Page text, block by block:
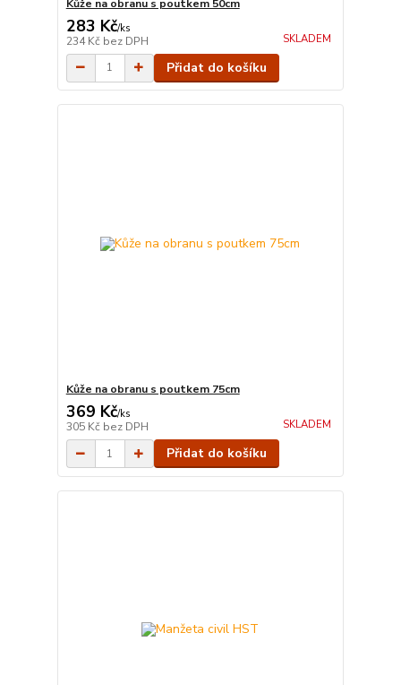
Kůže na obranu s poutkem 50cm
283 Kč/ks
234 Kč bez DPH SKLADEM
Přidat do košíku
Kůže na obranu s poutkem 75cm
369 Kč/ks
305 Kč bez DPH SKLADEM
Přidat do košíku